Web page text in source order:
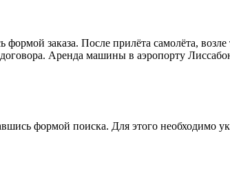
заказа. После прилёта самолёта,
Аренда машины в аэропорту
формой поиска. Для этого необходимо